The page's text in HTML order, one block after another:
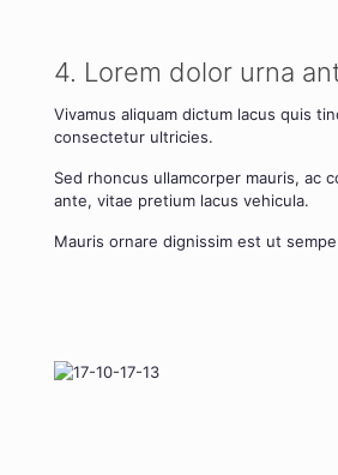
4. Lorem dolor urna
Viva­mus ali­quam dic­tum lacus quis
con­sec­te­tur ultri­ci­es.
Sed rhon­cus ullam­cor­per mau­ris, ac
ante, vitae pre­ti­um lacus vehi­cu­la.
Mau­ris ornare dig­nis­sim est ut